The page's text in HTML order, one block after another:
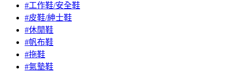
#工作鞋/安全鞋
#皮鞋/紳士鞋
#休閒鞋
#帆布鞋
#拖鞋
#氣墊鞋